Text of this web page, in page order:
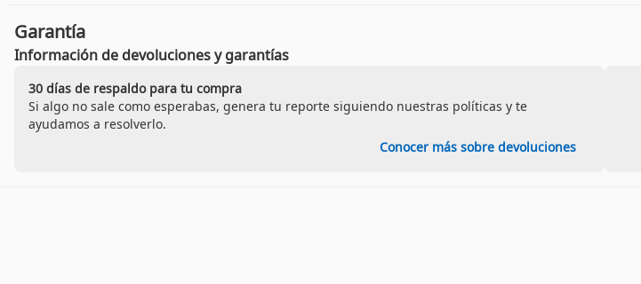
Garantía
Información de devoluciones y garantías
30 días de respaldo para tu compra
Si algo no sale como esperabas, genera tu reporte siguiendo nuestras políticas y te
ayudamos a resolverlo.
Conocer más sobre devoluciones